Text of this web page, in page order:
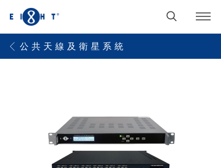
公 共 天 線 及 衛 星 系 統